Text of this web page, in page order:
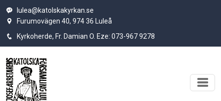
lulea@katolskakyrkan.se
Furumovägen 40, 974 36 Luleå
Kyrkoherde, Fr. Damian O. Eze: 073-967 9278